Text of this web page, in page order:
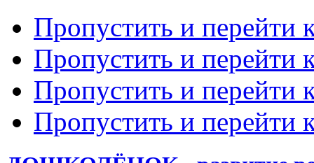
Пропустить и перейти
Пропустить и перейти
Пропустить и перейти
Пропустить и перейти